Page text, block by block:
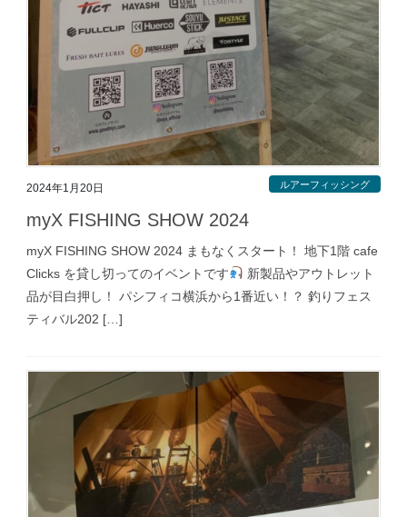
2024年1月20日 ルアーフィッシング
myX FISHING SHOW 2024
myX FISHING SHOW 2024 まもなくスタート！ 地下1階 cafe
Clicks を貸し切ってのイベントです
新製品やアウトレット
品が目白押し！ パシフィコ横浜から1番近い！？ 釣りフェス
ティバル202 […]